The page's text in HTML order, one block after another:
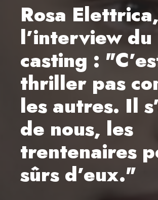
Rosa Elettrica,
l’interview du
casting :
thriller pas
les autres. Il
de nous, les
trentenaires
sûrs d’eux."